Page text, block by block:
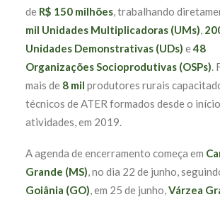
de R$ 150 milhões, trabalhando
mil Unidades Multiplicadoras (UMs),
Unidades Demonstrativas (UDs) e48
Organizações Socioprodutivas (OSPs).
mais de 8 mil produtores rurais
técnicos de ATER formados desde o
atividades, em 2019.
A agenda de encerramento começa em
Grande (MS), no dia 22 de junho,
Goiânia (GO), em 25 de junho,Várzea